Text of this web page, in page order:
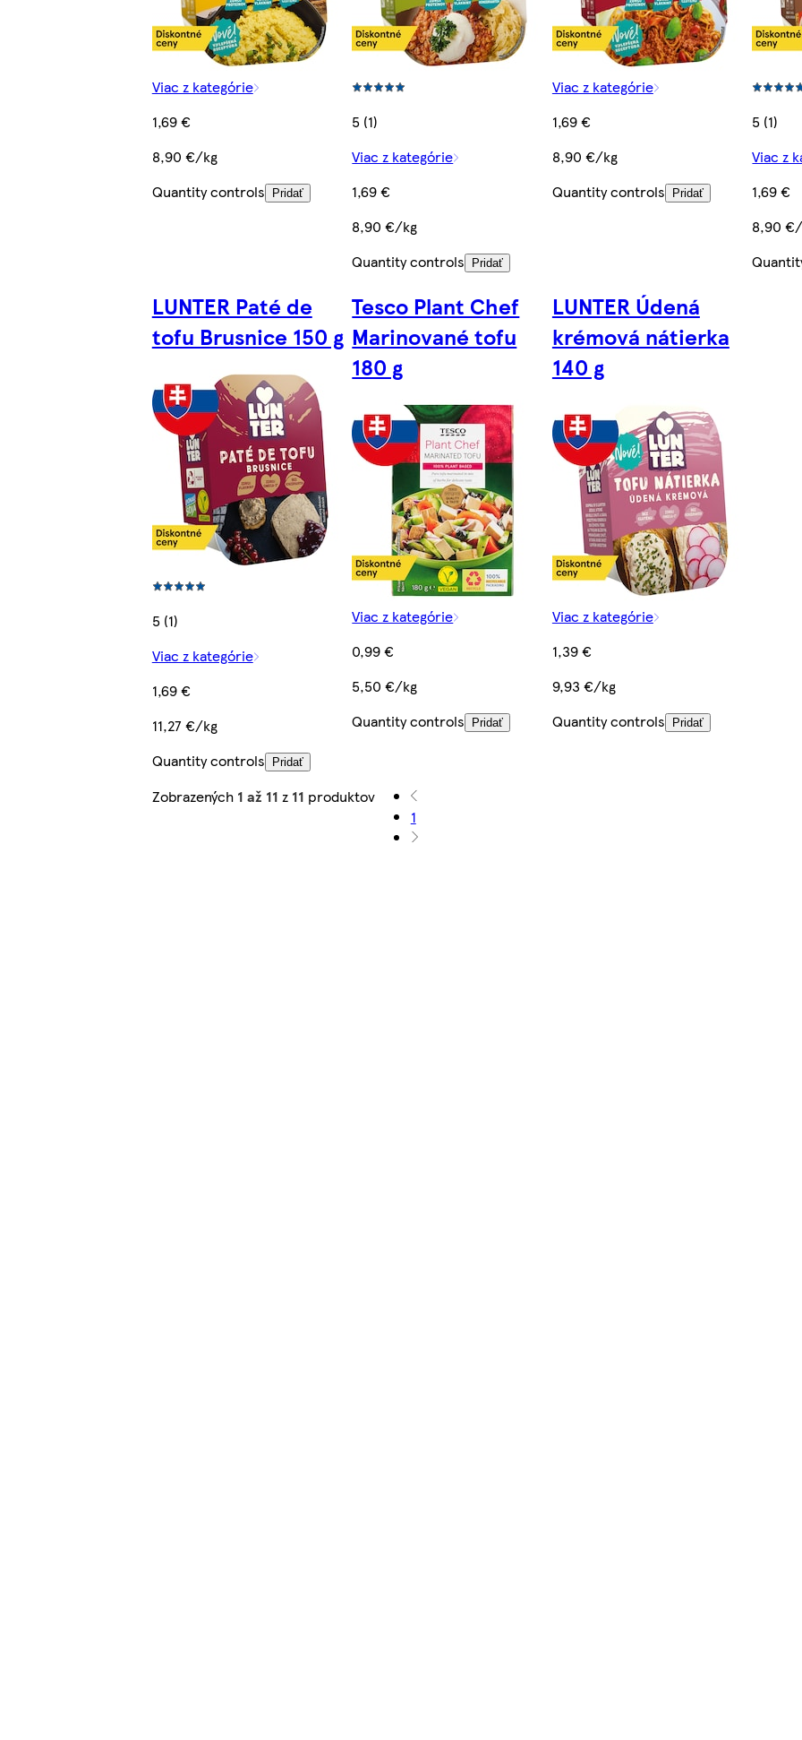
Viac z kategórie
1,69 €
8,90 €/kg
Quantity controls
Pridať
5 (1)
Viac z kategórie
1,69 €
8,90 €/kg
Quantity controls
Pridať
Viac z kategórie
1,69 €
8,90 €/kg
Quantity controls
Pridať
5 (1)
Viac z
1,69 €
8,90
LUNTER Paté de
tofu Brusnice 150 g
5 (1)
Viac z kategórie
1,69 €
11,27 €/kg
Quantity controls
Pridať
Tesco Plant Chef
Marinované tofu
180 g
Viac z kategórie
0,99 €
5,50 €/kg
Quantity controls Pridať
LUNTER Údená
krémová nátierka
140 g
Viac z kategórie
1,39 €
9,93 €/kg
Quantity controls
Pridať
Zobrazených 1 až 11 z 11 produktov
1